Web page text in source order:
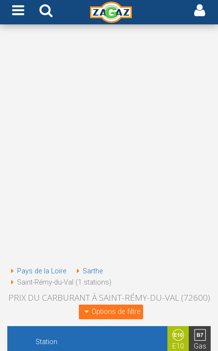
Pays de la Loire
Sarthe
Saint-Rémy-du-Val (1 stations)
PRIX DU CARBURANT À SAINT-RÉMY-DU-VAL (72600)
Options de filtre
Station
E10 Gas